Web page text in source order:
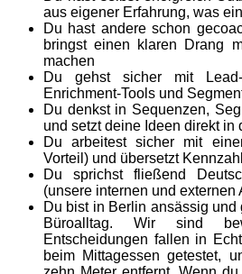
aus eigener Erfahrung, was
Du hast andere schon
bringst einen klaren Drang
machen
Du gehst sicher mit
Enrichment-Tools und
Du denkst in Sequenzen,
und setzt deine Ideen direkt in
Du arbeitest sicher mit
Vorteil) und übersetzt
Du sprichst fließend
(unsere internen und externen
Du bist in Berlin ansässig
Büroalltag. Wir sind
Entscheidungen fallen in
beim Mittagessen getestet,